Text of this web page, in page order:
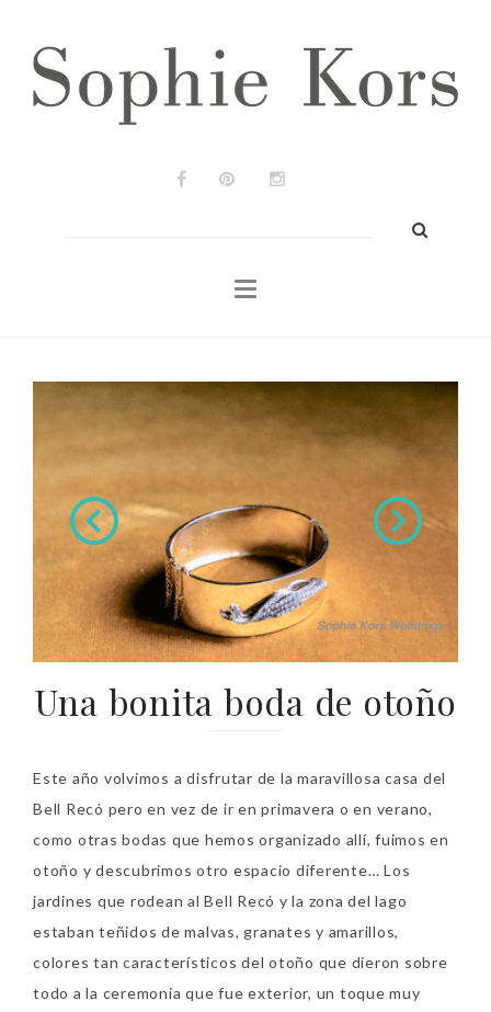
Bodas & Eventos
Una bonita boda de otoño
Este año volvimos a disfrutar de la maravillosa casa del
Bell Recó pero en vez de ir en primavera o en verano,
como otras bodas que hemos organizado allí, fuimos en
otoño y descubrimos otro espacio diferente… Los
jardines que rodean al Bell Recó y la zona del lago
estaban teñidos de malvas, granates y amarillos,
colores tan característicos del otoño que dieron sobre
todo a la ceremonia que fue exterior, un toque muy